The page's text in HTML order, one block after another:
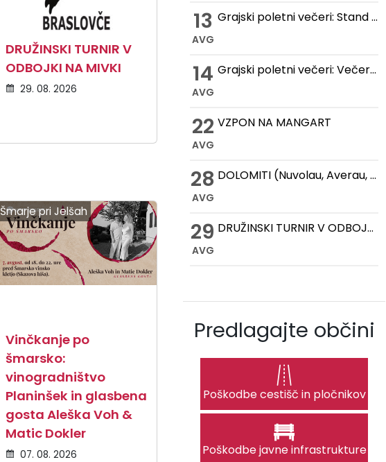
DRUŽINSKI TURNIR V
ODBOJKI NA MIVKI
29. 08. 2026
Šmarje pri Jelšah
Vinčkanje po
šmarsko:
vinogradništvo
Planinšek in glasbena
gosta Aleška Voh &
Matic Dokler
07. 08. 2026
13
AVG
Grajski poletni večeri: Stand up večer na Gradu Žovnek
14
AVG
Grajski poletni večeri: Večer romantike na Gradu Žovnek
22
AVG
VZPON NA MANGART
28
AVG
DOLOMITI (Nuvolau, Averau, Cinque Torri, Lago Federa)
29
AVG
DRUŽINSKI TURNIR V ODBOJKI NA MIVKI
Predlagajte občini
Poškodbe cestišč in pločnikov
Poškodbe javne infrastrukture